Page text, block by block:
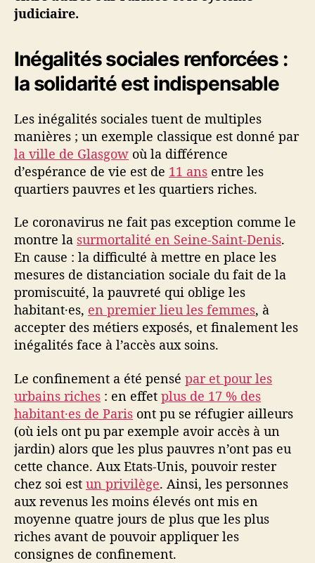
é
s
n
t
é
e
n
a
l
e
e
t
m
a
s
q
e
s
judiciaire.
Inégalités sociales renforcées :
la solidarité est indispensable
Les inégalités sociales tuent de multiples
manières ; un exemple classique est donné par
la ville de Glasgow où la différence
d’espérance de vie est de 11 ans entre les
quartiers pauvres et les quartiers riches.
Le coronavirus ne fait pas exception comme le
montre la surmortalité en Seine-Saint-Denis.
En cause : la difficulté à mettre en place les
mesures de distanciation sociale du fait de la
promiscuité, la pauvreté qui oblige les
habitant·es, en premier lieu les femmes, à
accepter des métiers exposés, et finalement les
inégalités face à l’accès aux soins.
Le confinement a été pensé par et pour les
urbains riches : en effet plus de 17 % des
habitant·es de Paris ont pu se réfugier ailleurs
(où iels ont pu par exemple avoir accès à un
jardin) alors que les plus pauvres n’ont pas eu
cette chance. Aux Etats-Unis, pouvoir rester
chez soi est un privilège. Ainsi, les personnes
aux revenus les moins élevés ont mis en
moyenne quatre jours de plus que les plus
riches avant de pouvoir appliquer les
consignes de confinement.